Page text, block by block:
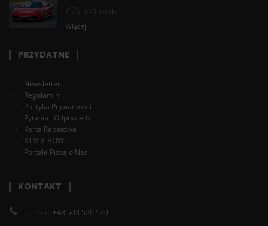
315 km/h
Więcej
PRZYDATNE
Newsletter
Regulamin
Polityka Prywatności
Pytania i Odpowiedzi
Karta Rabatowa
KTM X-BOW
Portale Piszą o Nas
KONTAKT
Telefon: +48 503 520 520